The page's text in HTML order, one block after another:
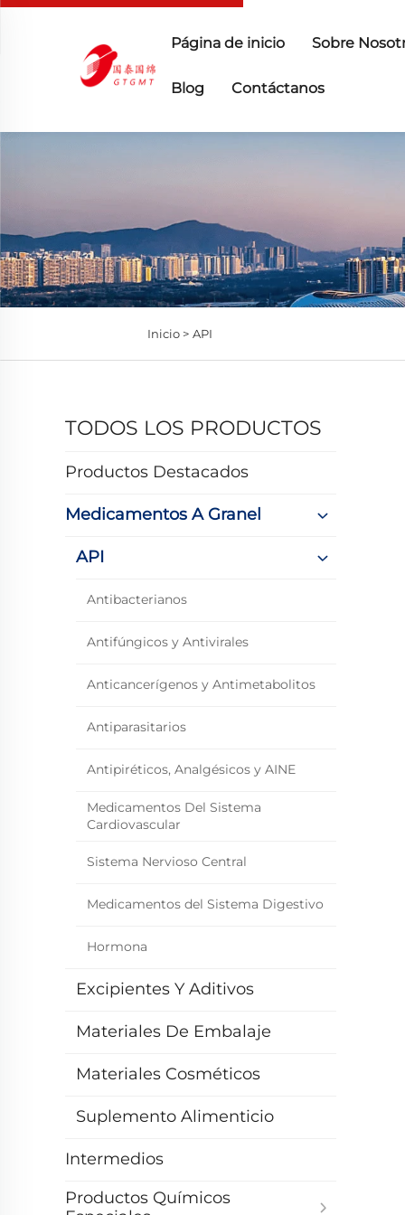
Página de inicio Sobre
Blog Contáctanos
Inicio > API
TODOS LOS PRODUCTOS
Productos Destacados
Medicamentos A Granel
API
Antibacterianos
Antifúngicos y Antivirales
Anticancerígenos y Antimetabolitos
Antiparasitarios
Antipiréticos, Analgésicos y AINE
Medicamentos Del Sistema
Cardiovascular
Sistema Nervioso Central
Medicamentos del Sistema Digestivo
Hormona
Excipientes Y Aditivos
Materiales De Embalaje
Materiales Cosméticos
Suplemento Alimenticio
Intermedios
Productos Químicos